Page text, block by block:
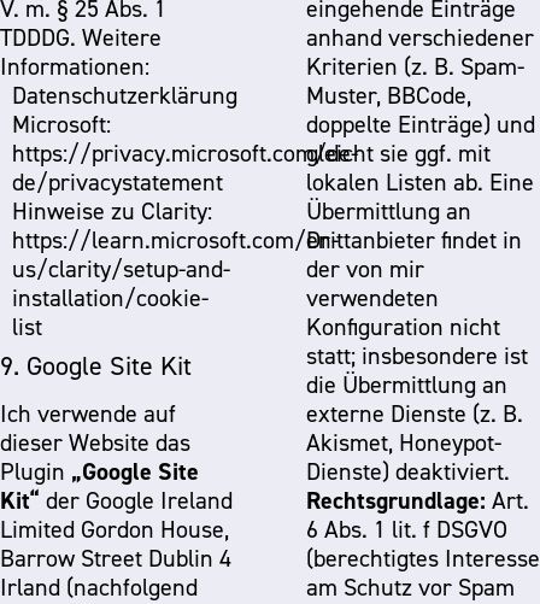
V. m. § 25 Abs. 1
TDDDG. Weitere
Informationen:
Datenschutzerklärung
Microsoft:
https://privacy.microsoft.com/de-
de/privacystatement
Hinweise zu Clarity:
https://learn.microsoft.com/en-
us/clarity/setup-and-
installation/cookie-
list
9. Google Site Kit
Ich verwende auf
dieser Website das
Plugin „Google Site
Kit“ der Google Ireland
Limited Gordon House,
Barrow Street Dublin 4
Irland (nachfolgend
eingehende Einträge
anhand verschiedener
Kriterien (z. B. Spam-
Muster, BBCode,
doppelte Einträge) und
gleicht sie ggf. mit
lokalen Listen ab. Eine
Übermittlung an
Drittanbieter findet in
der von mir
verwendeten
Konfiguration nicht
statt; insbesondere ist
die Übermittlung an
externe Dienste (z. B.
Akismet, Honeypot-
Dienste) deaktiviert.
Rechtsgrundlage: Art.
6 Abs. 1 lit. f DSGVO
(berechtigtes Interesse
am Schutz vor Spam